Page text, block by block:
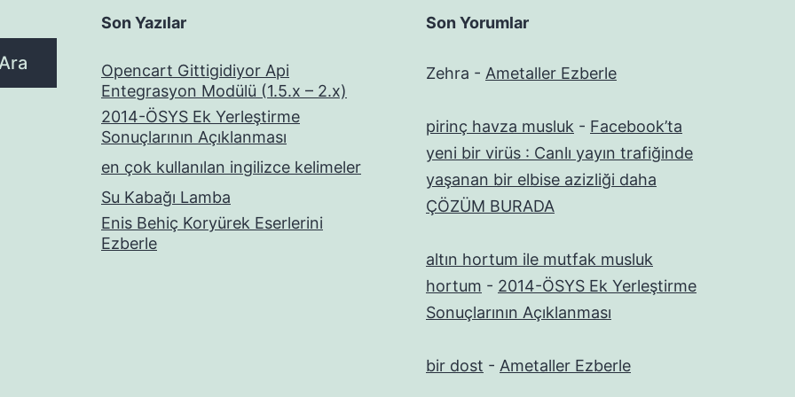
Son Yazılar
Opencart Gittigidiyor Api
Entegrasyon Modülü (1.5.x – 2.x)
2014-ÖSYS Ek Yerleştirme
Sonuçlarının Açıklanması
en çok kullanılan ingilizce kelimeler
Su Kabağı Lamba
Enis Behiç Koryürek Eserlerini
Ezberle
Son Yorumlar
Zehra - Ametaller Ezberle
pirinç havza musluk - Facebook’ta
yeni bir virüs : Canlı yayın trafiğinde
yaşanan bir elbise azizliği daha
ÇÖZÜM BURADA
altın hortum ile mutfak musluk
hortum - 2014-ÖSYS Ek Yerleştirme
Sonuçlarının Açıklanması
bir dost - Ametaller Ezberle